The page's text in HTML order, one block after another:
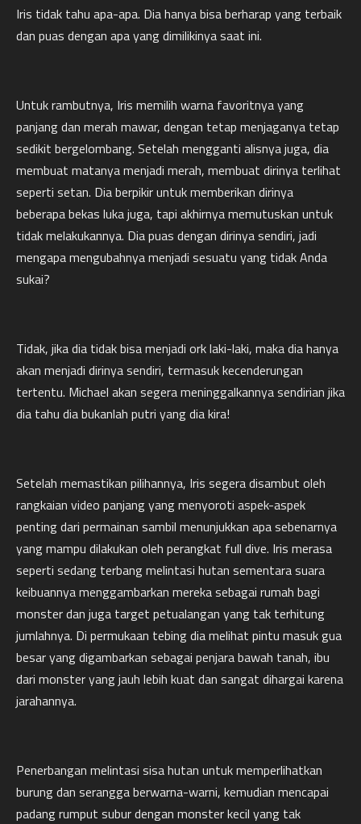
Iris tidak tahu apa-apa. Dia hanya bisa berharap yang terbaik
dan puas dengan apa yang dimilikinya saat ini.
Untuk rambutnya, Iris memilih warna favoritnya yang
panjang dan merah mawar, dengan tetap menjaganya tetap
sedikit bergelombang. Setelah mengganti alisnya juga, dia
membuat matanya menjadi merah, membuat dirinya terlihat
seperti setan. Dia berpikir untuk memberikan dirinya
beberapa bekas luka juga, tapi akhirnya memutuskan untuk
tidak melakukannya. Dia puas dengan dirinya sendiri, jadi
mengapa mengubahnya menjadi sesuatu yang tidak Anda
sukai?
Tidak, jika dia tidak bisa menjadi ork laki-laki, maka dia hanya
akan menjadi dirinya sendiri, termasuk kecenderungan
tertentu. Michael akan segera meninggalkannya sendirian jika
dia tahu dia bukanlah putri yang dia kira!
Setelah memastikan pilihannya, Iris segera disambut oleh
rangkaian video panjang yang menyoroti aspek-aspek
penting dari permainan sambil menunjukkan apa sebenarnya
yang mampu dilakukan oleh perangkat full dive. Iris merasa
seperti sedang terbang melintasi hutan sementara suara
keibuannya menggambarkan mereka sebagai rumah bagi
monster dan juga target petualangan yang tak terhitung
jumlahnya. Di permukaan tebing dia melihat pintu masuk gua
besar yang digambarkan sebagai penjara bawah tanah, ibu
dari monster yang jauh lebih kuat dan sangat dihargai karena
jarahannya.
Penerbangan melintasi sisa hutan untuk memperlihatkan
burung dan serangga berwarna-warni, kemudian mencapai
padang rumput subur dengan monster kecil yang tak